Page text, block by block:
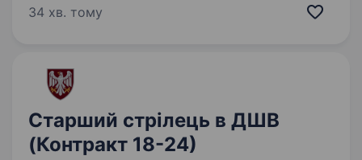
України. Бригада була сформована в січні 2023
34 хв. тому
Старший стрілець в ДШВ
(Контракт 18-24)